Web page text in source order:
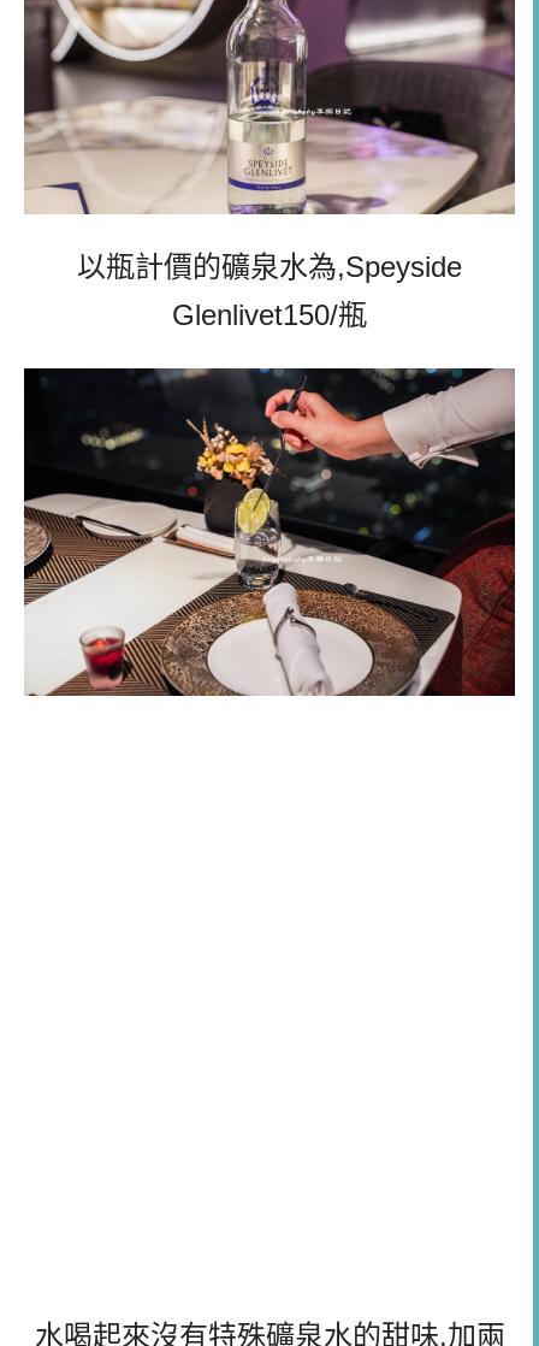
以瓶計價的礦泉水為,Speyside
Glenlivet150/瓶
水喝起來沒有特殊礦泉水的甜味,加兩